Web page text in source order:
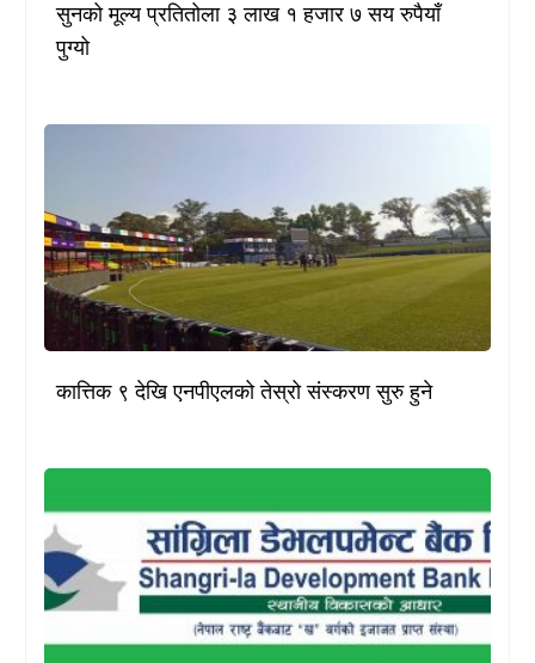
सुनको मूल्य प्रतितोला ३ लाख १ हजार ७ सय रुपैयाँ
पुग्यो
कात्तिक ९ देखि एनपीएलको तेस्रो संस्करण सुरु हुने